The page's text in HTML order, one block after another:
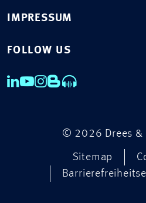
IMPRESSUM
FOLLOW US
© 2026 Drees &
Sitemap